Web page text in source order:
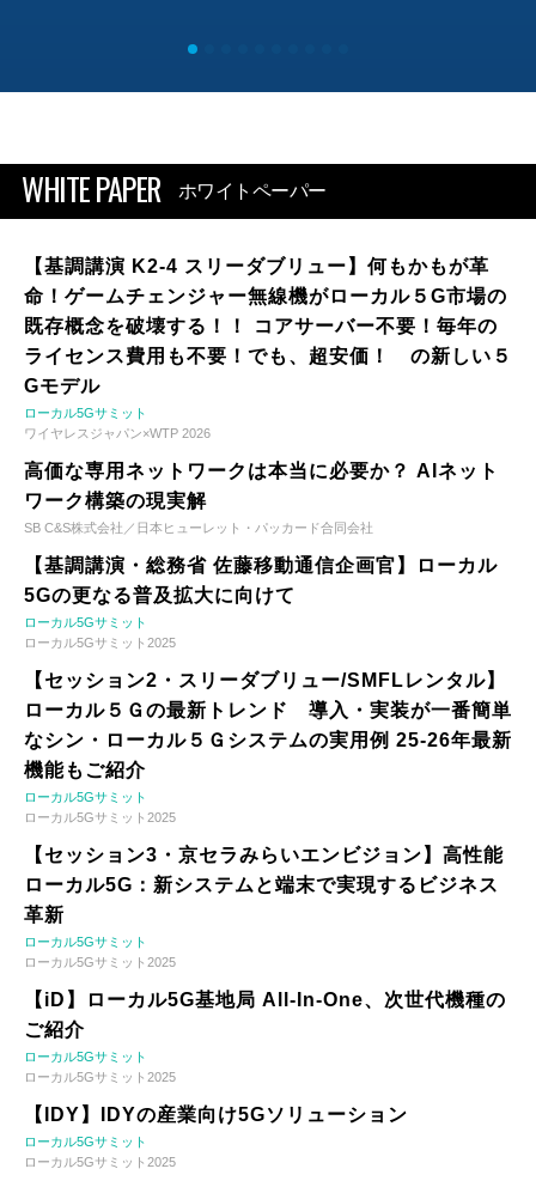
WHITE PAPER ホワイトペーパー
【基調講演 K2-4 スリーダブリュー】何もかもが革
命！ゲームチェンジャー無線機がローカル５G市場の
既存概念を破壊する！！ コアサーバー不要！毎年の
ライセンス費用も不要！でも、超安価！ の新しい５
Gモデル
ローカル5Gサミット
ワイヤレスジャパン×WTP 2026
高価な専用ネットワークは本当に必要か？ AIネット
ワーク構築の現実解
SB C&S株式会社／日本ヒューレット・パッカード合同会社
【基調講演・総務省 佐藤移動通信企画官】ローカル
5Gの更なる普及拡大に向けて
ローカル5Gサミット
ローカル5Gサミット2025
【セッション2・スリーダブリュー/SMFLレンタル】
ローカル５Ｇの最新トレンド 導入・実装が一番簡単
なシン・ローカル５Ｇシステムの実用例 25-26年最新
機能もご紹介
ローカル5Gサミット
ローカル5Gサミット2025
【セッション3・京セラみらいエンビジョン】高性能
ローカル5G：新システムと端末で実現するビジネス
革新
ローカル5Gサミット
ローカル5Gサミット2025
【iD】ローカル5G基地局 All-In-One、次世代機種の
ご紹介
ローカル5Gサミット
ローカル5Gサミット2025
【IDY】IDYの産業向け5Gソリューション
ローカル5Gサミット
ローカル5Gサミット2025